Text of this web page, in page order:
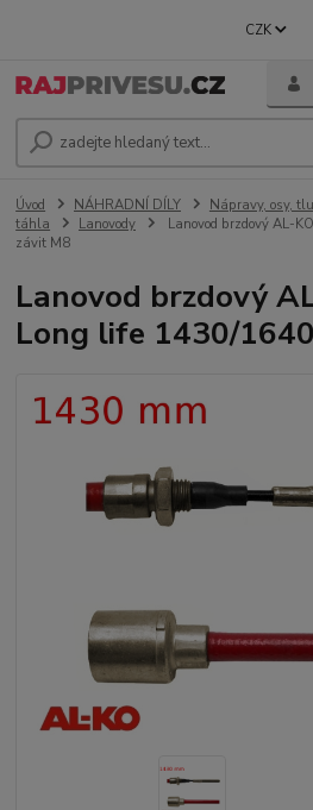
CZK
Úvod NÁHRADNÍ DÍLY Nápravy, osy,
táhla
Lanovody
Lanovod brzdový AL-
závit M8
Lanovod brzdový
Long life 1430/